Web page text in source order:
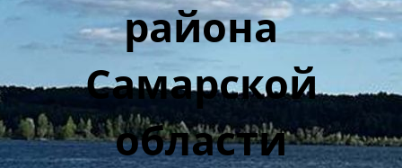
района
Самарской
области